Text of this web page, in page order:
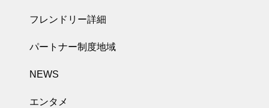
フレンドリー詳細
パートナー制度地域
NEWS
エンタメ